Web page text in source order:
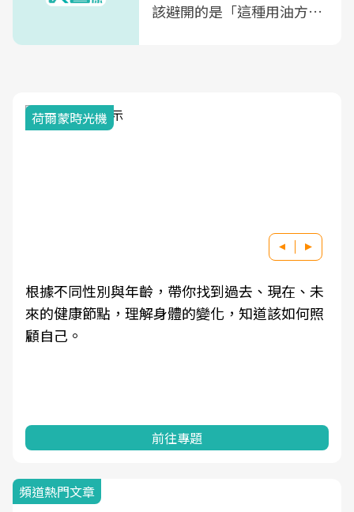
該避開的是「這種用油方
荷爾蒙時光機
根據不同性別與年齡，帶你找到過去、現在、未
來的健康節點，理解身體的變化，知道該如何照
顧自己。
前往專題
頻道熱門文章